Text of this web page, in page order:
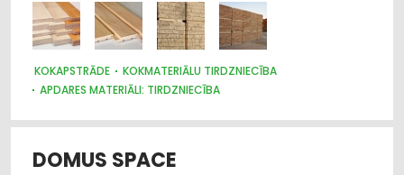
Apdares materiāli: ražošana
Apdares materiāli: vairumtirdzniecība
Baseini, ūdenskritumi, strūklakas, to aprīkojums
un tirdzniecība
Būvmateriālu, būvkonstrukciju ražošana
KOKAPSTRĀDE
KOKMATERIĀLU TIRDZNIECĪBA
APDARES MATERIĀLI: TIRDZNIECĪBA
DOMUS SPACE